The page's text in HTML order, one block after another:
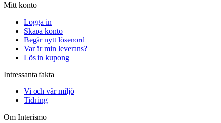
Mitt konto
Logga in
Skapa konto
Begär nytt lösenord
Var är min leverans?
Lös in kupong
Intressanta fakta
Vi och vår miljö
Tidning
Om Interismo